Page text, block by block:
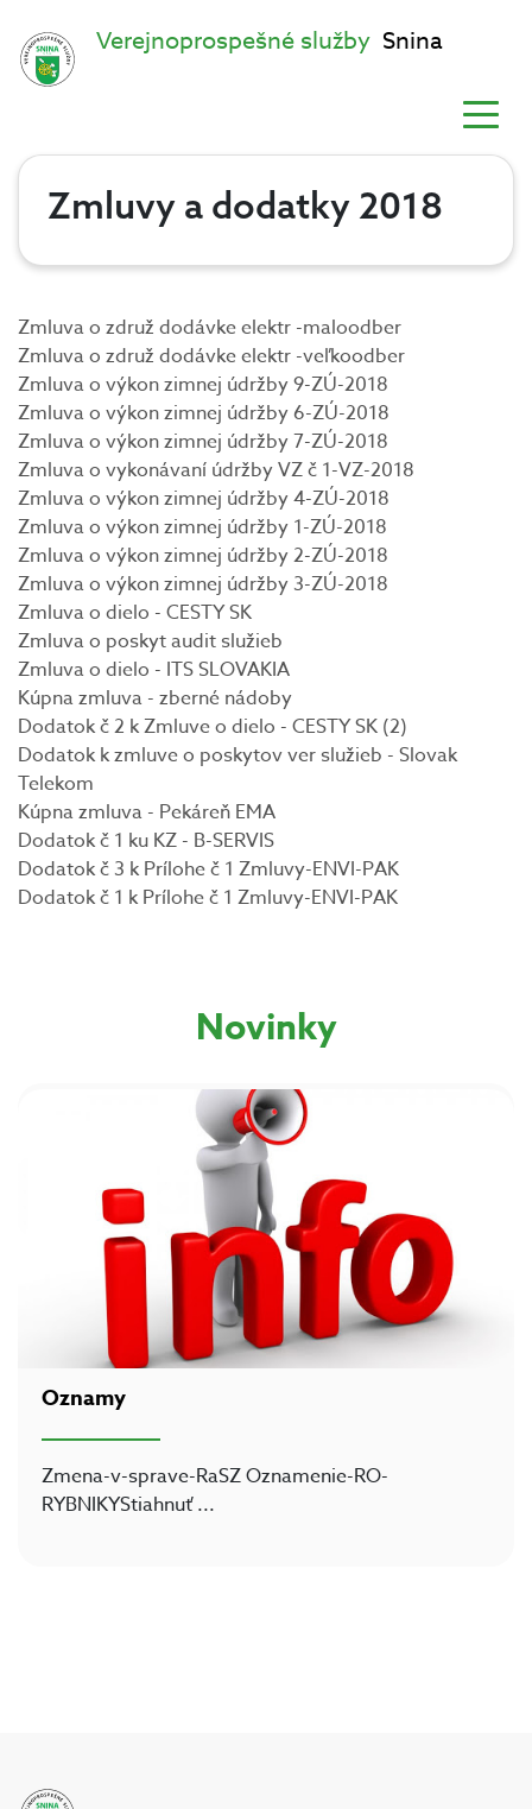
Verejnoprospešné služby Snina
Zmluvy a dodatky 2018
Zmluva o združ dodávke elektr -maloodber
Zmluva o združ dodávke elektr -veľkoodber
Zmluva o výkon zimnej údržby 9-ZÚ-2018
Zmluva o výkon zimnej údržby 6-ZÚ-2018
Zmluva o výkon zimnej údržby 7-ZÚ-2018
Zmluva o vykonávaní údržby VZ č 1-VZ-2018
Zmluva o výkon zimnej údržby 4-ZÚ-2018
Zmluva o výkon zimnej údržby 1-ZÚ-2018
Zmluva o výkon zimnej údržby 2-ZÚ-2018
Zmluva o výkon zimnej údržby 3-ZÚ-2018
Zmluva o dielo - CESTY SK
Zmluva o poskyt audit služieb
Zmluva o dielo - ITS SLOVAKIA
Kúpna zmluva - zberné nádoby
Dodatok č 2 k Zmluve o dielo - CESTY SK (2)
Dodatok k zmluve o poskytov ver služieb - Slovak
Telekom
Kúpna zmluva - Pekáreň EMA
Dodatok č 1 ku KZ - B-SERVIS
Dodatok č 3 k Prílohe č 1 Zmluvy-ENVI-PAK
Dodatok č 1 k Prílohe č 1 Zmluvy-ENVI-PAK
Novinky
Oznamy
Zmena-v-sprave-RaSZ Oznamenie-RO-
RYBNIKYStiahnuť...